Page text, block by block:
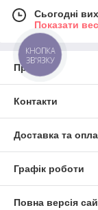
Сьогодні
Показати
Про нас
Контакти
Доставка та
Графік роботи
Повна версія
КНОПКА
ЗВ'ЯЗКУ